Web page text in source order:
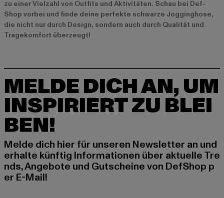
zu einer Vielzahl von Outfits und Aktivitäten. Schau bei Def-
Shop vorbei und finde deine perfekte schwarze Jogginghose,
die nicht nur durch Design, sondern auch durch Qualität und
Tragekomfort überzeugt!
MELDE DICH AN, UM
INSPIRIERT ZU BLEI
BEN!
Melde dich hier für unseren Newsletter an und
erhalte künftig Informationen über aktuelle Tre
nds, Angebote und Gutscheine von DefShop p
er E-Mail!